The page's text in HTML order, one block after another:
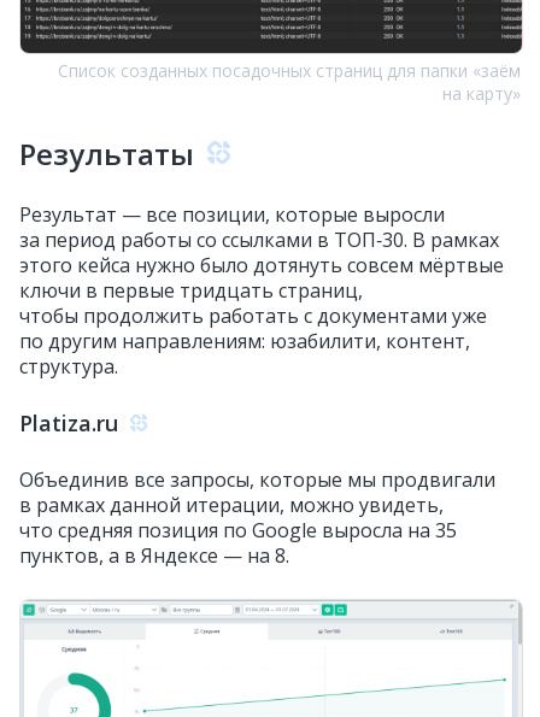
Список созданных посадочных страниц для папки «заём
на карту»
Результаты
Результат — все позиции, которые выросли
за период работы со ссылками в ТОП‑30. В рамках
этого кейса нужно было дотянуть совсем мёртвые
ключи в первые тридцать страниц,
чтобы продолжить работать с документами уже
по другим направлениям: юзабилити, контент,
структура.
Platiza.ru
Объединив все запросы, которые мы продвигали
в рамках данной итерации, можно увидеть,
что средняя позиция по Google выросла на 35
пунктов, а в Яндексе — на 8.